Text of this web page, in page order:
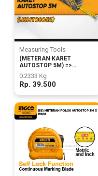
Measuring Tools
(METERAN KARET
AUTOSTOP 5M) =>
0.2333 Kg
Rp. 39.500